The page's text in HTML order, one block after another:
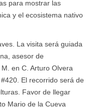
para mostrar las
y el ecosistema nativo
La visita será guiada
asesor de
en C. Arturo Olvera
El recorrido será de
Favor de llegar
Mario de la Cueva